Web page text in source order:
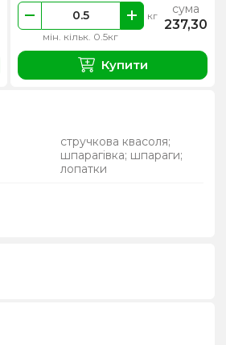
мін. кільк. 0.5кг
кг сума
237,30
Купити
стручкова квасоля;
шпарагівка; шпараги;
лопатки